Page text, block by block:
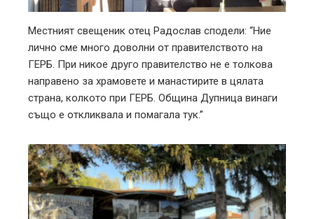
Местният свещеник отец Радослав сподели: “Ние
лично сме много доволни от правителството на
ГЕРБ. При никое друго правителство не е толкова
направено за храмовете и манастирите в цялата
страна, колкото при ГЕРБ. Община Дупница винаги
също е откликвала и помагала тук.”